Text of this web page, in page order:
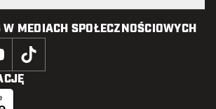
MEDIACH SPOŁECZNOŚCIOWYCH